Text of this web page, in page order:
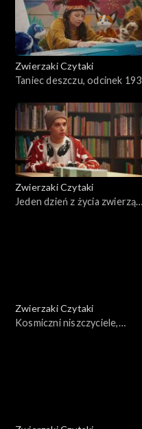
Zwierzaki Czytaki
Taniec deszczu, odcinek 193
Zwierzaki Czytaki
Jeden dzień z życia zwierząt
Zwierzaki Czytaki
Kosmiczni niszczyciele,